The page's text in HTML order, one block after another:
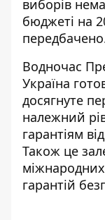
виборів
бюджеті на
передбачено
Водночас
Україна
досягнуте
належний
гарантіям
Також це
міжнародних
гарантій